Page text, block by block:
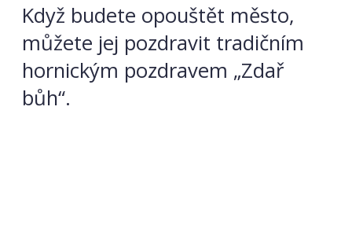
Když budete opouštět město,
můžete jej pozdravit tradičním
hornickým pozdravem „Zdař
bůh“.